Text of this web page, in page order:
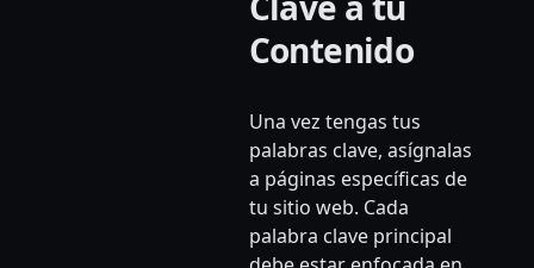
Contenido
Una vez tengas tus
palabras clave, asígnalas
a páginas específicas de
tu sitio web. Cada
palabra clave principal